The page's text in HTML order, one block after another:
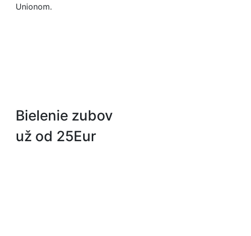
Unionom.
Bielenie zubov
už od 25Eur